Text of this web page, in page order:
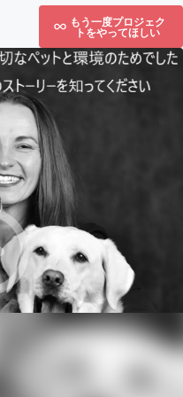
もう一度プロジェク
トをやってほしい